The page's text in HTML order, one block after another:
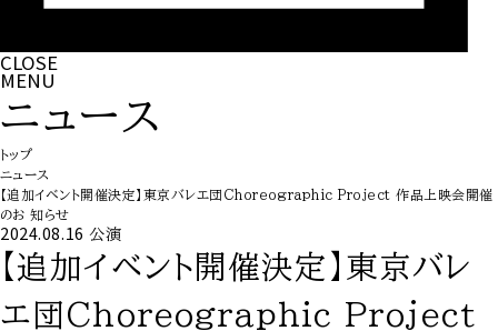
CLOSE
MENU
ニュース
トップ
ニュース
【追加イベント開催決定】東京バレエ団Choreographic Project 作品上映会開催
のお 知らせ
2024.08.16 公演
【追加イベント開催決定】東京バレ
エ団Choreographic Project